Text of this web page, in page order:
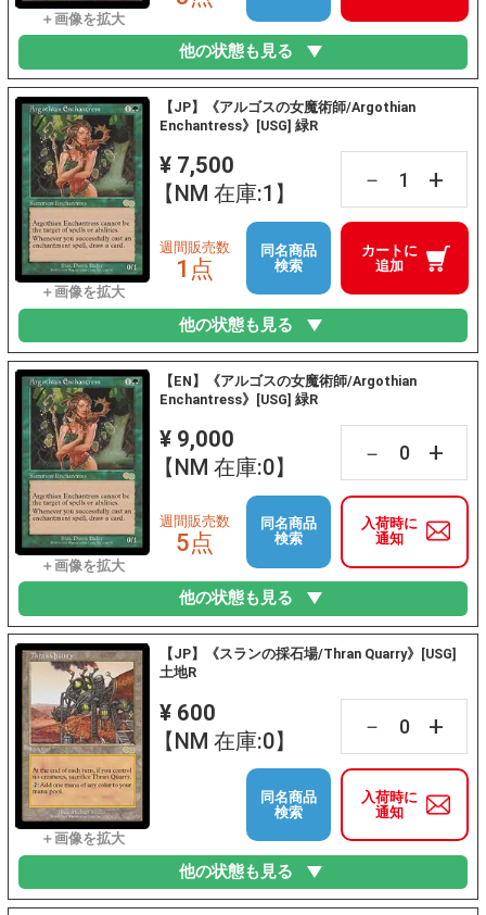
他の状態も見る
【JP】《アルゴスの女魔術師/Argothian
Enchantress》[USG] 緑R
¥ 7,500
【NM 在庫:1】
－ +
カートに
追加
週間販売数
1点
同名商品
検索
他の状態も見る
【EN】《アルゴスの女魔術師/Argothian
Enchantress》[USG] 緑R
¥ 9,000
【NM 在庫:0】
－ +
入荷時に
通知
週間販売数
5点
同名商品
検索
他の状態も見る
【JP】《スランの採石場/Thran Quarry》[USG]
土地R
¥ 600
【NM 在庫:0】
－ +
入荷時に
通知
同名商品
検索
他の状態も見る